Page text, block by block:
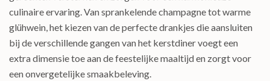
culinaire ervaring. Van sprankelende champagne tot warme
glühwein, het kiezen van de perfecte drankjes die aansluiten
bij de verschillende gangen van het kerstdiner voegt een
extra dimensie toe aan de feestelijke maaltijd en zorgt voor
een onvergetelijke smaakbeleving.